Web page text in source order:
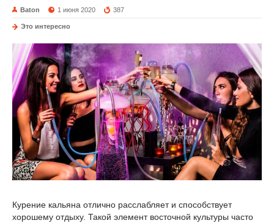
Baton 1 июня 2020 387
Это интересно
Курение кальяна отлично расслабляет и способствует
хорошему отдыху. Такой элемент восточной культуры часто